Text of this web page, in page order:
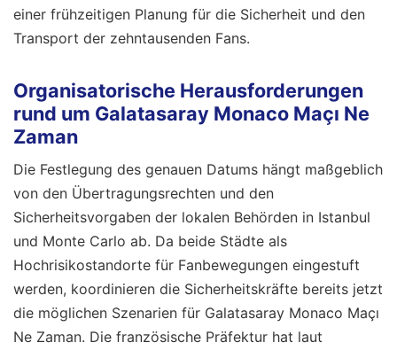
einer frühzeitigen Planung für die Sicherheit und den
Transport der zehntausenden Fans.
Organisatorische Herausforderungen
rund um Galatasaray Monaco Maçı Ne
Zaman
Die Festlegung des genauen Datums hängt maßgeblich
von den Übertragungsrechten und den
Sicherheitsvorgaben der lokalen Behörden in Istanbul
und Monte Carlo ab. Da beide Städte als
Hochrisikostandorte für Fanbewegungen eingestuft
werden, koordinieren die Sicherheitskräfte bereits jetzt
die möglichen Szenarien für Galatasaray Monaco Maçı
Ne Zaman. Die französische Präfektur hat laut